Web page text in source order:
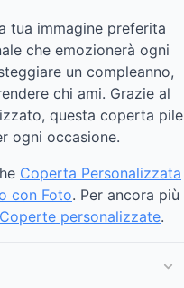
tua immagine preferita
che emozionerà ogni
un compleanno,
chi ami. Grazie al
questa coperta pile
ogni occasione.
Coperta Personalizzata
con Foto. Per ancora più
Coperte personalizzate.